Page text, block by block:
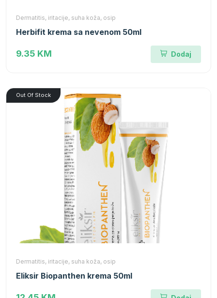
Dermatitis, iritacije, suha koža, osip
Herbifit krema sa nevenom 50ml
9.35 KM Dodaj
Out Of Stock
Dermatitis, iritacije, suha koža, osip
Eliksir Biopanthen krema 50ml